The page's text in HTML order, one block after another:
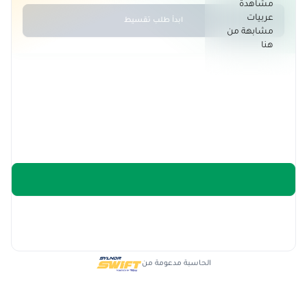
ابدأ طلب تقسيط
مشاهدة
عربيات
مشابهة من
هنا
الحاسبة مدعومة من